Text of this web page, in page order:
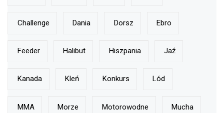
Challenge Dania Dorsz Ebro
Feeder Halibut Hiszpania Jaź
Kanada Kleń Konkurs Lód
MMA Morze Motorowodne Mucha